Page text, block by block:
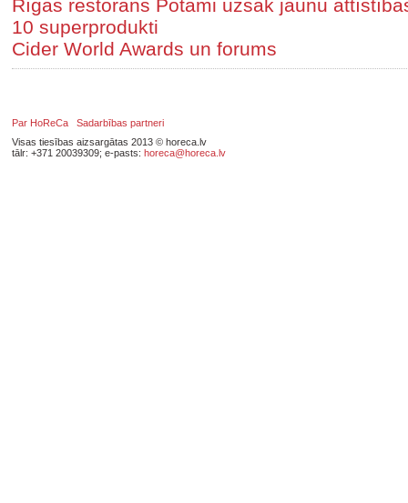
Rīgas restorāns Potami uzsāk jaunu
10 superprodukti
Cider World Awards un forums
Par HoReCa
Sadarbības partneri
Visas tiesības aizsargātas 2013 © horeca.lv
tālr: +371 20039309; e-pasts: horeca@horeca.lv